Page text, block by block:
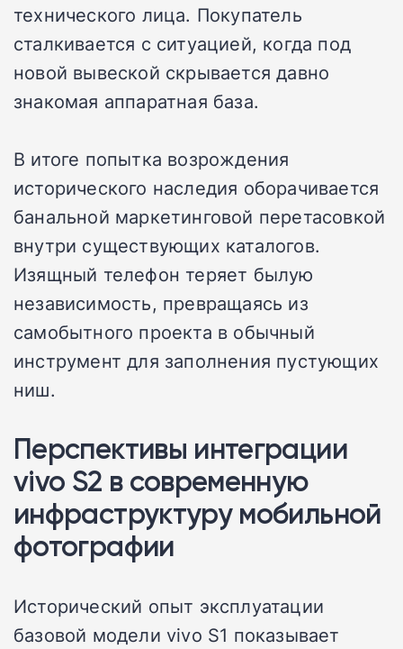
технического лица. Покупатель
сталкивается с ситуацией, когда под
новой вывеской скрывается давно
знакомая аппаратная база.
В итоге попытка возрождения
исторического наследия оборачивается
банальной маркетинговой перетасовкой
внутри существующих каталогов.
Изящный телефон теряет былую
независимость, превращаясь из
самобытного проекта в обычный
инструмент для заполнения пустующих
ниш.
Перспективы интеграции
vivo S2 в современную
инфраструктуру мобильной
фотографии
Исторический опыт эксплуатации
базовой модели vivo S1 показывает